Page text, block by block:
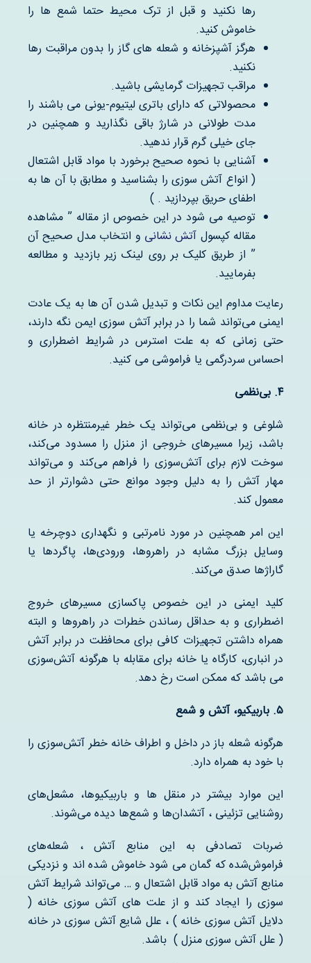
رها نکنید و قبل از ترک محیط حتما شمع ها را
خاموش کنید.
هرگز آشپزخانه و شعله های گاز را بدون مراقبت رها
نکنید.
مراقب تجهیزات گرمایشی باشید.
محصولاتی که دارای باتری لیتیوم-یونی می باشند را
مدت طولانی در شارژ باقی نگذارید و همچنین در
جای خیلی گرم قرار ندهید.
آشنایی با نحوه صحیح برخورد با مواد قابل اشتعال
( انواع آتش سوزی را بشناسید و مطابق با آن ها به
اطفای حریق بپردازید . )
توصیه می شود در این خصوص از مقاله ” مشاهده
مقاله کپسول آتش نشانی و انتخاب مدل صحیح آن
” از طریق کلیک بر روی لینک زیر بازدید و مطالعه
بفرمایید.
رعایت مداوم این نکات و تبدیل شدن آن ها به یک عادت
ایمنی می‌تواند شما را در برابر آتش سوزی ایمن نگه دارند،
حتی زمانی که به علت استرس در شرایط اضطراری و
احساس سردرگمی یا فراموشی ‌می کنید.
۴. بی‌نظمی
شلوغی و بی‌نظمی می‌تواند یک خطر غیرمنتظره در خانه
باشد، زیرا مسیرهای خروجی از منزل را مسدود می‌کند،
سوخت لازم برای آتش‌سوزی را فراهم می‌کند و می‌تواند
مهار آتش را به دلیل وجود موانع حتی دشوارتر از حد
معمول کند.
این امر همچنین در مورد نامرتبی و نگهداری دوچرخه یا
وسایل بزرگ مشابه در راهروها، ورودی‌ها، پاگردها یا
گاراژها صدق می‌کند.
کلید ایمنی در این خصوص پاکسازی مسیرهای خروج
اضطراری و به حداقل رساندن خطرات در راهروها و البته
همراه داشتن تجهیزات کافی برای محافظت در برابر آتش
در انباری، کارگاه یا خانه برای مقابله با هرگونه آتش‌سوزی
می باشد که ممکن است رخ دهد.
۵. باربیکیو، آتش و شمع
هرگونه شعله باز در داخل و اطراف خانه خطر آتش‌سوزی را
با خود به همراه دارد.
این موارد بیشتر در منقل ها و باربیکیوها، مشعل‌های
روشنایی تزئینی ، آتشدان‌ها و شمع‌ها دیده می‌شوند.
ضربات تصادفی به این منابع آتش ، شعله‌های
فراموش‌شده که گمان می شود خاموش شده اند و نزدیکی
منابع آتش به مواد قابل اشتعال و … می‌تواند شرایط آتش
سوزی را ایجاد کند و از علت های آتش سوزی خانه (
دلایل آتش سوزی خانه ) ، علل شایع آتش سوزی در خانه
( علل آتش سوزی منزل ) باشد.